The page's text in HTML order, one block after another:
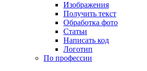
Изображения
Получить текст
Обработка фото
Статьи
Написать код
Логотип
По профессии